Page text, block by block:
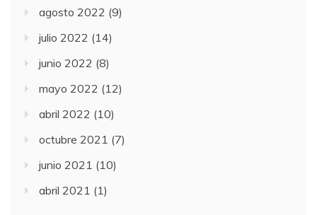
agosto 2022 (9)
julio 2022 (14)
junio 2022 (8)
mayo 2022 (12)
abril 2022 (10)
octubre 2021 (7)
junio 2021 (10)
abril 2021 (1)